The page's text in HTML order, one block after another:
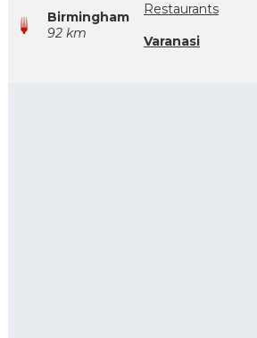
Birmingham
92 km
Restaurants
Varanasi